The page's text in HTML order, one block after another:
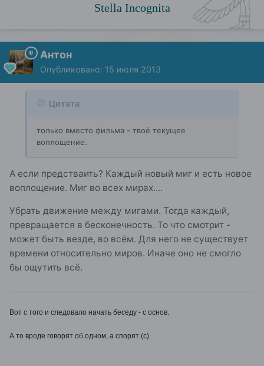
Stella Incognita
Антон
Опубликовано: 15 июля 2013
Цитата
только вместо фильма - твоё текущее
воплощение.
А если предстваить? Каждый новый миг и есть новое
воплощение. Миг во всех мирах....
Убрать движение между мигами. Тогда каждый,
превращается в бесконечность. То что смотрит -
может быть везде, во всём. Для него не существует
времени относительно миров. Иначе оно не смогло
бы ощутить всё.
Вот с того и следовало начать беседу - с основ.
А то вроде говорят об одном, а спорят (с)